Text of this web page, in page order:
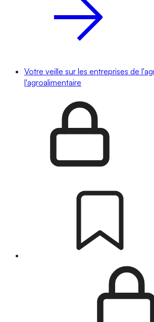
Votre veille sur les entreprises de
l'agroalimentaire